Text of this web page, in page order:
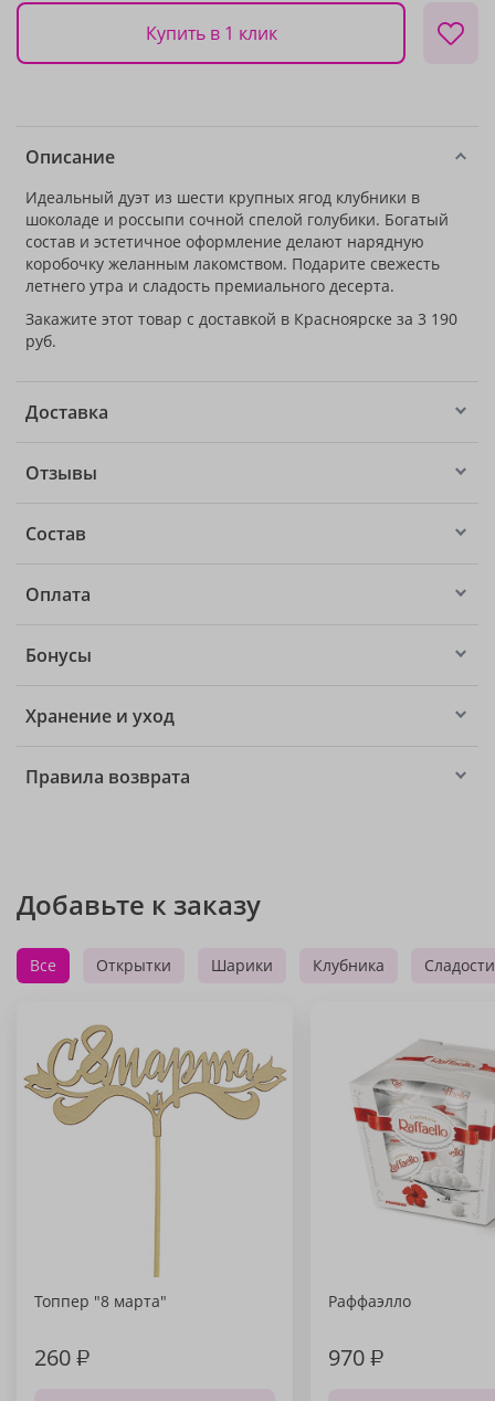
Купить в 1 клик
Описание
Идеальный дуэт из шести крупных ягод клубники в
шоколаде и россыпи сочной спелой голубики. Богатый
состав и эстетичное оформление делают нарядную
коробочку желанным лакомством. Подарите свежесть
летнего утра и сладость премиального десерта.
Закажите этот товар с доставкой в Красноярске за 3 190
руб.
Доставка
Отзывы
Состав
Оплата
Бонусы
Хранение и уход
Правила возврата
Добавьте к заказу
Все Открытки Шарики Клубника Сладости
Топпер "8 марта"
260₽
Раффаэлло
970₽